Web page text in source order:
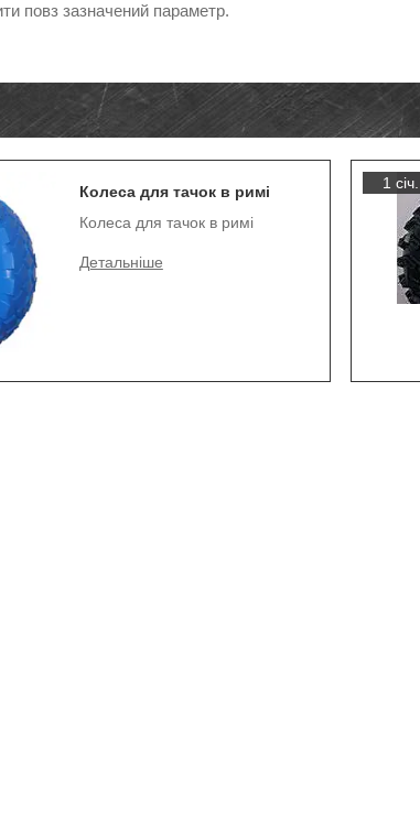
повз зазначений параметр.
Колеса для тачок в римі
Колеса для тачок в римі
1 січ.